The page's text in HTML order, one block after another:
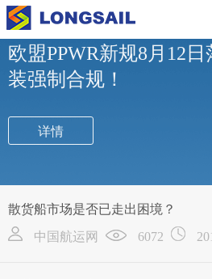
行业新闻 公司新闻
欧盟PPWR新规8月12
装强制合规！
详情
散货船市场是否已走出困境？
中国航运网
6072